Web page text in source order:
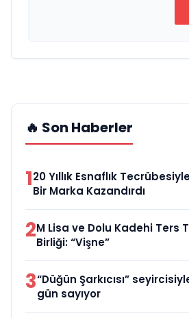
🔥 Son Haberler
120 Yıllık Esnaflık
Bir Marka Kazandırdı
2M Lisa ve Dolu Kadehi Ters
Birliği: “Vişne”
3“Düğün Şarkıcısı”
gün sayıyor